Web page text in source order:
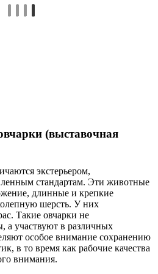
(выставочная
экстерьером,
стандартам. Эти животные
длинные и крепкие
шерсть. У них
Такие овчарки не
а участвуют в различных
особое внимание сохранению
в то время как рабочие качества
внимания.